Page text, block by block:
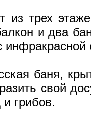
из трех
и два
баня,
свой
грибов.